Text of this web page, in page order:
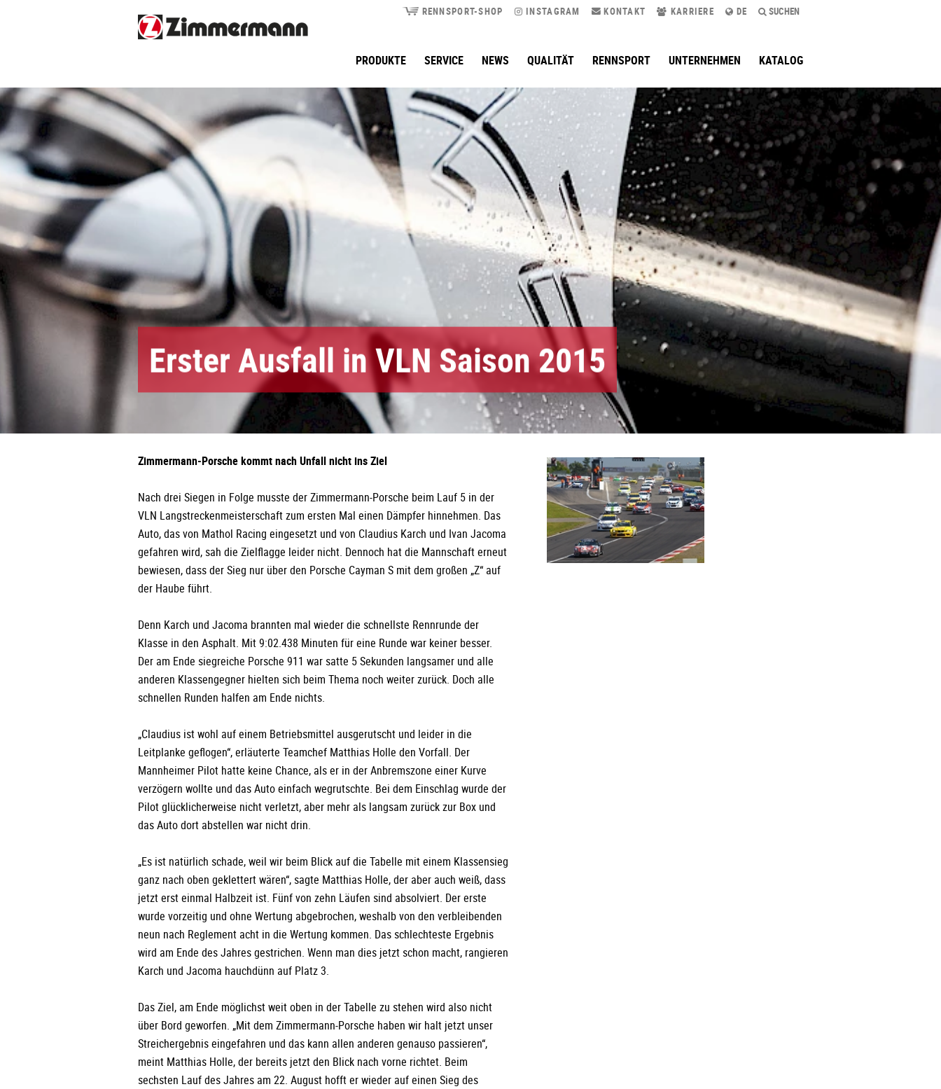
RENNSPORT-SHOP INSTAGRAM KONTAKT KARRIERE DE SUCHEN
PRODUKTE SERVICE NEWS QUALITÄT RENNSPORT UNTERNEHMEN KATALOG
Erster Ausfall in VLN Saison 2015
Zimmermann-Porsche kommt nach Unfall nicht ins Ziel
Nach drei Siegen in Folge musste der Zimmermann-Porsche beim Lauf 5 in der
VLN Langstreckenmeisterschaft zum ersten Mal einen Dämpfer hinnehmen. Das
Auto, das von Mathol Racing eingesetzt und von Claudius Karch und Ivan Jacoma
gefahren wird, sah die Zielflagge leider nicht. Dennoch hat die Mannschaft erneut
bewiesen, dass der Sieg nur über den Porsche Cayman S mit dem großen „Z“ auf
der Haube führt.
Denn Karch und Jacoma brannten mal wieder die schnellste Rennrunde der
Klasse in den Asphalt. Mit 9:02.438 Minuten für eine Runde war keiner besser.
Der am Ende siegreiche Porsche 911 war satte 5 Sekunden langsamer und alle
anderen Klassengegner hielten sich beim Thema noch weiter zurück. Doch alle
schnellen Runden halfen am Ende nichts.
„Claudius ist wohl auf einem Betriebsmittel ausgerutscht und leider in die
Leitplanke geflogen“, erläuterte Teamchef Matthias Holle den Vorfall. Der
Mannheimer Pilot hatte keine Chance, als er in der Anbremszone einer Kurve
verzögern wollte und das Auto einfach wegrutschte. Bei dem Einschlag wurde der
Pilot glücklicherweise nicht verletzt, aber mehr als langsam zurück zur Box und
das Auto dort abstellen war nicht drin.
„Es ist natürlich schade, weil wir beim Blick auf die Tabelle mit einem Klassensieg
ganz nach oben geklettert wären“, sagte Matthias Holle, der aber auch weiß, dass
jetzt erst einmal Halbzeit ist. Fünf von zehn Läufen sind absolviert. Der erste
wurde vorzeitig und ohne Wertung abgebrochen, weshalb von den verbleibenden
neun nach Reglement acht in die Wertung kommen. Das schlechteste Ergebnis
wird am Ende des Jahres gestrichen. Wenn man dies jetzt schon macht, rangieren
Karch und Jacoma hauchdünn auf Platz 3.
Das Ziel, am Ende möglichst weit oben in der Tabelle zu stehen wird also nicht
über Bord geworfen. „Mit dem Zimmermann-Porsche haben wir halt jetzt unser
Streichergebnis eingefahren und das kann allen anderen genauso passieren“,
meint Matthias Holle, der bereits jetzt den Blick nach vorne richtet. Beim
sechsten Lauf des Jahres am 22. August hofft er wieder auf einen Sieg des